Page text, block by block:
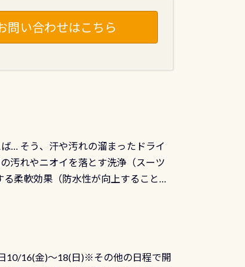
問い合わせはこちら
… そう、汗や汚れの溜まったドライ
汚れやニオイを落とす洗浄（スーツ
柔軟効果（防水性が向上することで
つけて水検査して調べます ●給気バ
を送り込む「給気バルブ」のオーバ
10/16(金)～18(日)※その他の日程で開